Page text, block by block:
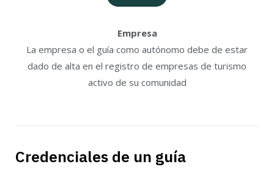
Empresa
La empresa o el guía como autónomo debe de estar
dado de alta en el registro de empresas de turismo
activo de su comunidad
Credenciales de un guía